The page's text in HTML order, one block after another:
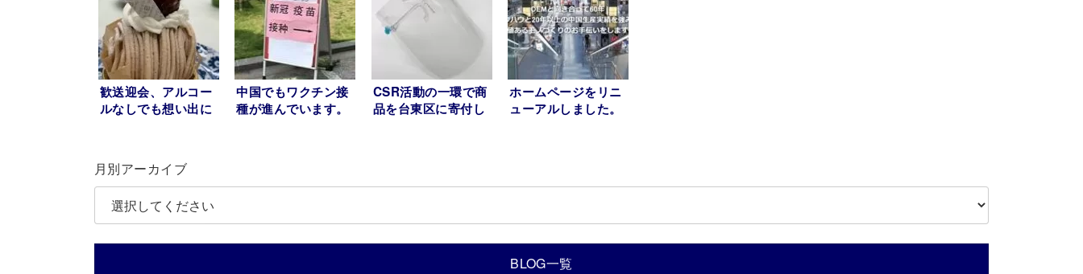
歓送迎会、アルコー
ルなしでも想い出に
中国でもワクチン接
種が進んでいます。
CSR活動の一環で商
品を台東区に寄付し
ホームページをリニ
ューアルしました。
月別アーカイブ
BLOG一覧